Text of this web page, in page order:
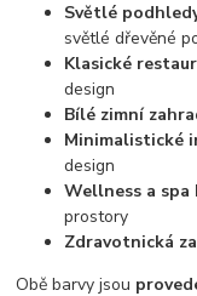
Světlé
světlé dřevěné
Klasické
design
Bílé zimní
Minimalistické
design
Wellness a spa
prostory
Zdravotnická
Obě barvy jsou